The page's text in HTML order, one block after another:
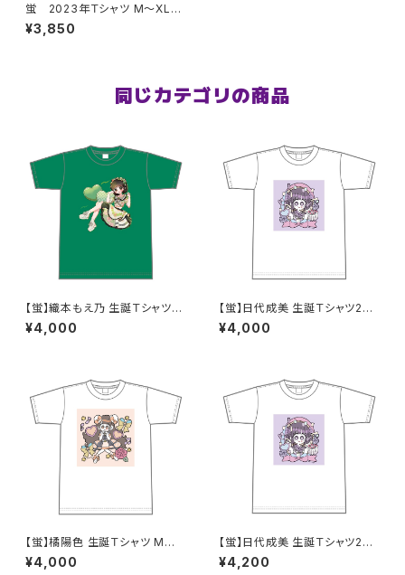
蛍 2023年Ｔシャツ M〜XLサ
イズ
¥3,850
同じカテゴリの商品
【蛍】織本もえ乃 生誕Ｔシャツ2
025 M〜XLサイズ
¥4,000
【蛍】日代成美 生誕Ｔシャツ202
5 M〜XLサイズ
¥4,000
【蛍】橘陽色 生誕Ｔシャツ M〜X
Lサイズ
¥4,000
【蛍】日代成美 生誕Ｔシャツ202
5 XXL〜XXXLサイズ
¥4,200